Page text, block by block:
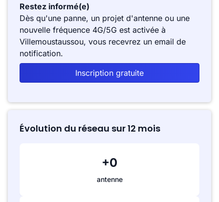
Restez informé(e)
Dès qu'une panne, un projet d'antenne ou une
nouvelle fréquence 4G/5G est activée à
Villemoustaussou, vous recevrez un email de
notification.
Inscription gratuite
Évolution du réseau sur 12 mois
+0
antenne